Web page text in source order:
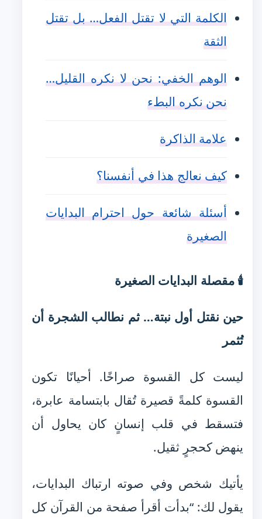
الكلمة التي لا تقتل الفعل… بل تقتل
الثقة
الوهم الخفي: نحن لا نكره القليل…
نحن نكره البطء
علامة الذاكرة
كيف نعالج هذا في أنفسنا؟
أسئلة شائعة حول احترام البدايات
الصغيرة
🕯️ مقصلة البدايات الصغيرة
حين نقتل أول نبتة… ثم نطالب الشجرة أن
تُثمر
ليست كل القسوة صراخًا. أحيانًا تكون
القسوة كلمةً قصيرة تُقال بابتسامة عابرة،
فتسقط في قلب إنسانٍ كان يحاول أن
ينهض كحجرٍ ثقيل.
يأتيك شخص وفي صوته ارتباك البدايات،
يقول لك: “بدأت أقرأ صفحة من القرآن كل